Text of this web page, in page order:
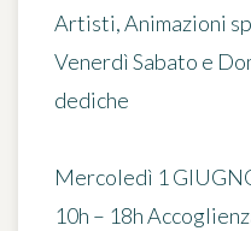
Artisti, Animazioni
Venerdì Sabato e
dediche
Mercoledì 1
10h – 18h